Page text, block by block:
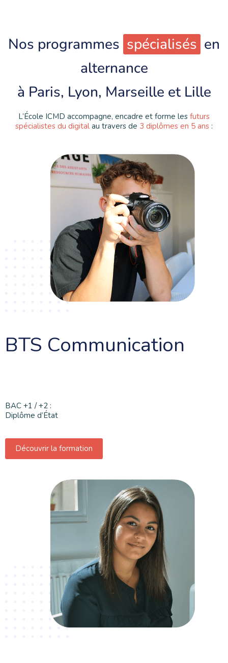
Nos programmes spécialisés en
alternance
à Paris, Lyon, Marseille et Lille
L’École ICMD accompagne, encadre et forme les futurs
spécialistes du digital au travers de 3 diplômes en 5 ans :
BTS Communication
BAC +1 / +2 :
Diplôme d’État
Découvrir la formation